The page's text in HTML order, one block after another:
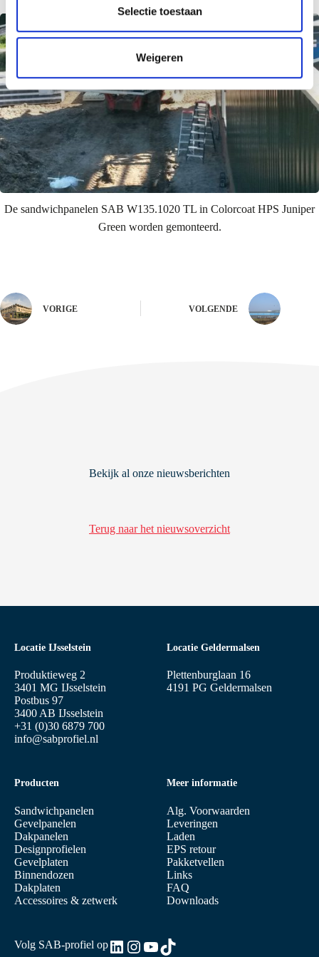
c
t
i
e
Selectie toestaan
Weigeren
De sandwichpanelen SAB W135.1020 TL in Colorcoat HPS Juniper
Green worden gemonteerd.
VORIGE VOLGENDE
Bekijk al onze nieuwsberichten
Terug naar het nieuwsoverzicht
Locatie IJsselstein
Produktieweg 2
3401 MG IJsselstein
Postbus 97
3400 AB IJsselstein
+31 (0)30 6879 700
info@sabprofiel.nl
Producten
Sandwichpanelen
Gevelpanelen
Dakpanelen
Designprofielen
Gevelplaten
Binnendozen
Dakplaten
Accessoires & zetwerk
Meer informatie
Alg. Voorwaarden
Leveringen
Laden
EPS retour
Pakketvellen
Links
FAQ
Downloads
Locatie Geldermalsen
Plettenburglaan 16
4191 PG Geldermalsen
Volg SAB-profiel opLinkedIn
Instagram
YouTube
TikTok